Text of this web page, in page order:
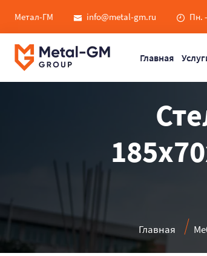
Метал-ГМ info@metal-gm.ru Пн.
Главная
Главная